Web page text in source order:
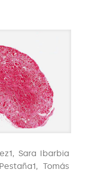
Sara Ibarbia
Tomás